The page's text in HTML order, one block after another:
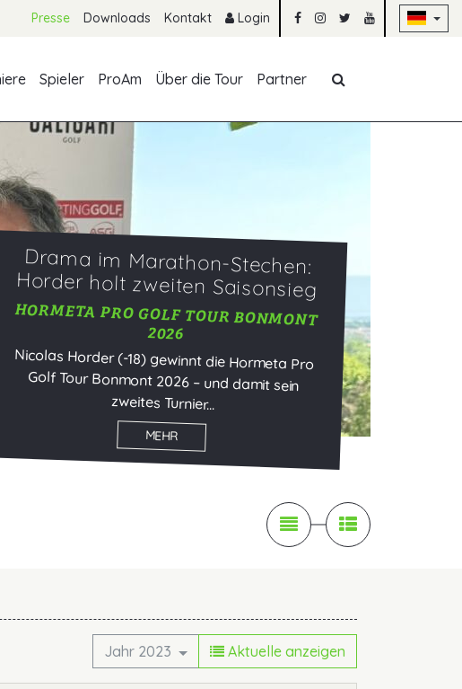
Presse Downloads Kontakt Login
Spieler ProAm Über die Tour Partner
Drama im Marathon-Stechen:
Horder holt zweiten Saisonsieg
HORMETA PRO GOLF TOUR BONMONT
2026
Nicolas Horder (-18) gewinnt die Hormeta Pro
Golf Tour Bonmont 2026 – und damit sein
zweites Turnier...
MEHR
 News  Pressekontakt
Jahr 2023 Aktuelle anzeigen